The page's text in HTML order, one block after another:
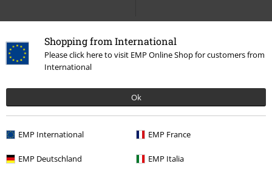
Shopping from International
Please click here to visit EMP Online Shop for customers from
International
Ok
EMP International EMP France
EMP Deutschland EMP Italia